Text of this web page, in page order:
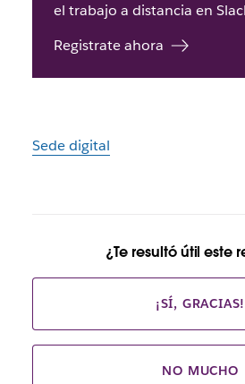
el trabajo a distancia en
Registrate ahora
Sede digital
¿Te resultó útil este
¡SÍ, GRACIAS!
NO MUCHO